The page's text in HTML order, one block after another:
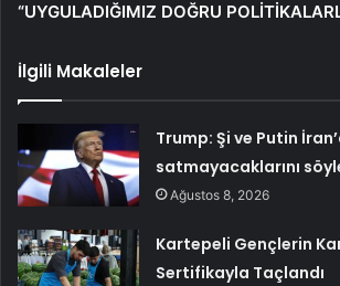
“UYGULADIĞIMIZ DOĞRU
İlgili Makaleler
Trump: Şi ve Putin
satmayacaklarını
Ağustos 8, 2026
Kartepeli Gençlerin
Sertifikayla Taçlandı